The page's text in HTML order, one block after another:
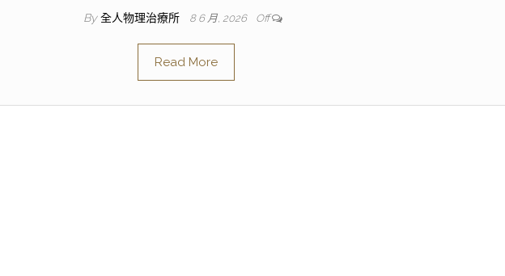
By 全人物理治療所 8 6 月, 2026 Off
Read More